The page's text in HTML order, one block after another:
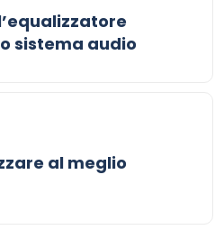
sistema audio
al meglio